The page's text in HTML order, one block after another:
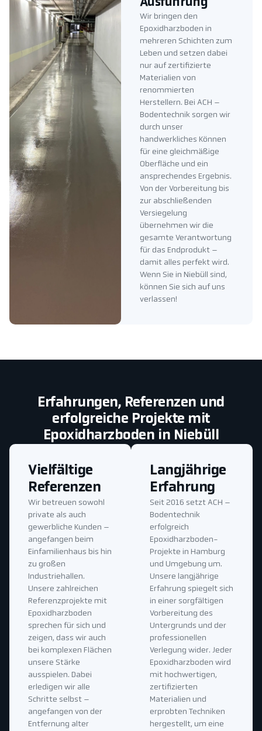
Wir bringen den
Epoxidharzboden in
mehreren Schichten zum
Leben und setzen dabei
nur auf zertifizierte
Materialien von
renommierten
Herstellern. Bei ACH –
Bodentechnik sorgen wir
durch unser
handwerkliches Können
für eine gleichmäßige
Oberfläche und ein
ansprechendes Ergebnis.
Von der Vorbereitung bis
zur abschließenden
Versiegelung
übernehmen wir die
gesamte Verantwortung
für das Endprodukt –
damit alles perfekt wird.
Wenn Sie in Niebüll sind,
können Sie sich auf uns
verlassen!
Erfahrungen, Referenzen und
erfolgreiche Projekte mit
Epoxidharzboden in Niebüll
Langjährige
Erfahrung
Seit 2016 setzt ACH –
Bodentechnik
erfolgreich
Epoxidharzboden-
Projekte in Hamburg
und Umgebung um.
Unsere langjährige
Erfahrung spiegelt sich
in einer sorgfältigen
Vorbereitung des
Untergrunds und der
professionellen
Verlegung wider. Jeder
Epoxidharzboden wird
mit hochwertigen,
zertifizierten
Materialien und
erprobten Techniken
hergestellt, um eine
Vielfältige
Referenzen
Wir betreuen sowohl
private als auch
gewerbliche Kunden –
angefangen beim
Einfamilienhaus bis hin
zu großen
Industriehallen.
Unsere zahlreichen
Referenzprojekte mit
Epoxidharzboden
sprechen für sich und
zeigen, dass wir auch
bei komplexen Flächen
unsere Stärke
ausspielen. Dabei
erledigen wir alle
Schritte selbst –
angefangen von der
Entfernung alter